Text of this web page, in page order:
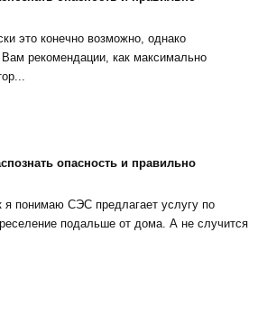
это конечно возможно, однако
Вам рекомендации, как максимально
опасность и правильно
я понимаю СЭС предлагает услугу по
подальше от дома. А не случится